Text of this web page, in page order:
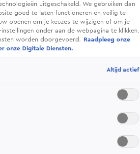
uitgeschakeld. We gebruiken dan
goed te laten functioneren en veilig te
openen om je keuzes te wijzigen of om je
onder aan de webpagina te klikken.
worden doorgevoerd.
Raadpleeg onze
onze Digitale Diensten.
Altijd actief